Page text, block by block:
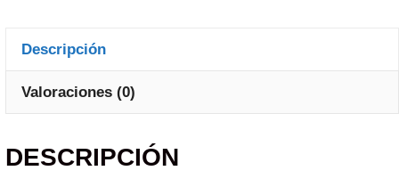
Descripción
Valoraciones (0)
DESCRIPCIÓN